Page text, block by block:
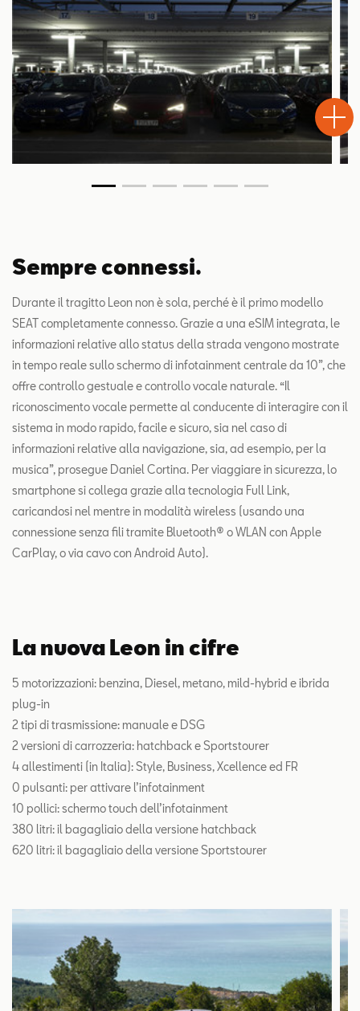
Sempre connessi.
Durante il tragitto Leon non è sola, perché è il primo modello
SEAT completamente connesso. Grazie a una eSIM integrata, le
informazioni relative allo status della strada vengono mostrate
in tempo reale sullo schermo di infotainment centrale da 10”, che
offre controllo gestuale e controllo vocale naturale. “Il
riconoscimento vocale permette al conducente di interagire con il
sistema in modo rapido, facile e sicuro, sia nel caso di
informazioni relative alla navigazione, sia, ad esempio, per la
musica”, prosegue Daniel Cortina. Per viaggiare in sicurezza, lo
smartphone si collega grazie alla tecnologia Full Link,
caricandosi nel mentre in modalità wireless (usando una
connessione senza fili tramite Bluetooth® o WLAN con Apple
CarPlay, o via cavo con Android Auto).
La nuova Leon in cifre
5 motorizzazioni: benzina, Diesel, metano, mild-hybrid e ibrida
plug-in
2 tipi di trasmissione: manuale e DSG
2 versioni di carrozzeria: hatchback e Sportstourer
4 allestimenti (in Italia): Style, Business, Xcellence ed FR
0 pulsanti: per attivare l’infotainment
10 pollici: schermo touch dell’infotainment
380 litri: il bagagliaio della versione hatchback
620 litri: il bagagliaio della versione Sportstourer
Test
Drive
Chiama